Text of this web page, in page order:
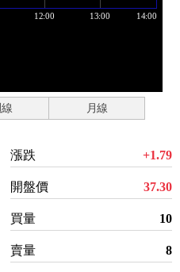
月線
漲跌 +1.79
開盤價 37.30
買量 10
賣量 8